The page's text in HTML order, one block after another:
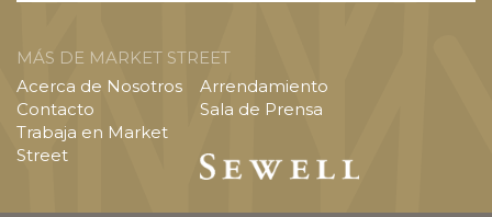
MÁS DE MARKET STREET
Acerca de Nosotros
Contacto
Trabaja en Market
Street
Arrendamiento
Sala de Prensa